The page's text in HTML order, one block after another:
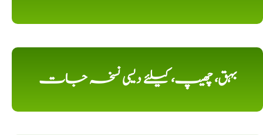
بہق، چھیپ، کیلئے دیسی نسخہ جات